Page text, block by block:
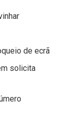
de ecrã
solicita